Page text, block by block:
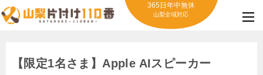
365日年中無休
山梨全域対応
【限定1名さま】Apple AIスピーカー